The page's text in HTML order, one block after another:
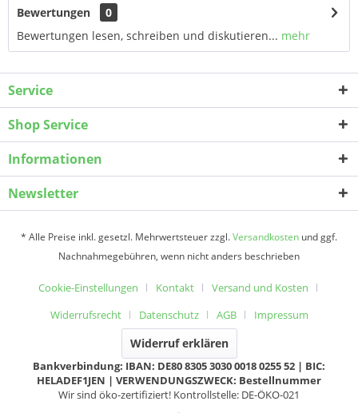
Bewertungen
0
Bewertungen lesen, schreiben und diskutieren... mehr
Service
Shop Service
Informationen
Newsletter
* Alle Preise inkl. gesetzl. Mehrwertsteuer zzgl.Versandkosten und ggf.
Nachnahmegebühren, wenn nicht anders beschrieben
Cookie-Einstellungen Kontakt
Versand und Kosten
Widerrufsrecht
Datenschutz AGB Impressum
Widerruf erklären
Bankverbindung: IBAN: DE80 8305 3030 0018 0255 52 | BIC:
HELADEF1JEN | VERWENDUNGSZWECK: Bestellnummer
Wir sind öko-zertifiziert! Kontrollstelle: DE-ÖKO-021